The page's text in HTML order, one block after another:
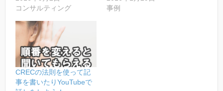
ド
ウ
開
き
ま
す
)
さ
い
し
い
ウ
ィ
ン
ド
ウ
で
開
き
ま
コンサルティング
事例
CRECの法則を使って記
事を書いたりYouTubeで